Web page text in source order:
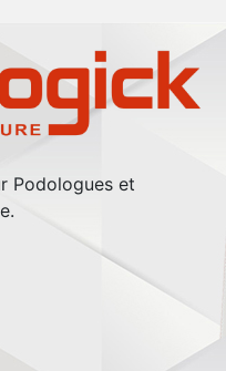
Podologues et